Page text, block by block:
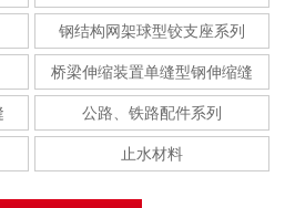
/E-
F型钢(F-40型/F-60型/F-
80型)
钢结构网架球型铰支座系列
桥梁伸缩装置单缝型钢伸缩缝
公路、铁路配件系列
止水材料